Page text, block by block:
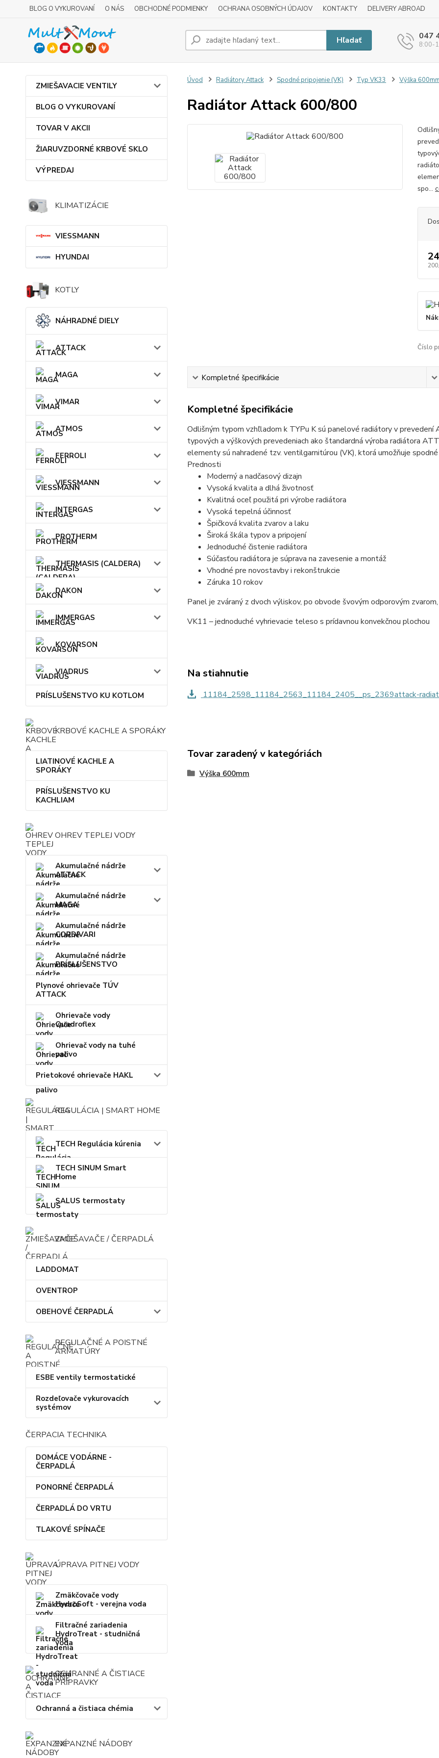
BLOG O VYKUROVANÍ O NÁS OBCHODNÉ PODMIENKY OCHRANA OSOBNÝCH ÚDAJOV KONTAKTY DELIVERY ABROAD
Hľadať 047
8:00-
ZMIEŠAVACIE VENTILY
BLOG O VYKUROVANÍ
TOVAR V AKCII
ŽIARUVZDORNÉ KRBOVÉ SKLO
VÝPREDAJ
KLIMATIZÁCIE
VIESSMANN
HYUNDAI
KOTLY
NÁHRADNÉ DIELY
ATTACK
MAGA
VIMAR
ATMOS
FERROLI
VIESSMANN
INTERGAS
PROTHERM
THERMASIS (CALDERA)
DAKON
IMMERGAS
KOVARSON
VIADRUS
PRÍSLUŠENSTVO KU KOTLOM
KRBOVÉ KACHLE A SPORÁKY
LIATINOVÉ KACHLE A
SPORÁKY
PRÍSLUŠENSTVO KU
KACHLIAM
OHREV TEPLEJ VODY
Akumulačné nádrže
ATTACK
Akumulačné nádrže
MAGA
Akumulačné nádrže
CORDIVARI
Akumulačné nádrže
PRÍSLUŠENSTVO
Plynové ohrievače TÚV
ATTACK
Ohrievače vody
Quadroflex
Ohrievač vody na tuhé
palivo
Prietokové ohrievače HAKL
REGULÁCIA | SMART HOME
TECH Regulácia kúrenia
TECH SINUM Smart
Home
SALUS termostaty
ZMIEŠAVAČE / ČERPADLÁ
LADDOMAT
OVENTROP
OBEHOVÉ ČERPADLÁ
REGULAČNÉ A POISTNÉ
ARMATÚRY
ESBE ventily termostatické
Rozdeľovače vykurovacích
systémov
ČERPACIA TECHNIKA
DOMÁCE VODÁRNE -
ČERPADLÁ
PONORNÉ ČERPADLÁ
ČERPADLÁ DO VRTU
TLAKOVÉ SPÍNAČE
ÚPRAVA PITNEJ VODY
Zmäkčovače vody
HydroSoft - verejna voda
Filtračné zariadenia
HydroTreat - studničná
voda
OCHRANNÉ A ČISTIACE
PRÍPRAVKY
Ochranná a čistiaca chémia
EXPANZNÉ NÁDOBY
Úvod Radiátory Attack Spodné pripojenie (VK) Typ VK33 Výška
Radiátor Attack 600/800
spo...
Číslo
Kompletné špecifikácie
Kompletné špecifikácie
Odlišným typom vzhľladom k TYPu K sú panelové radiátory v
typových a výškových prevedeniach ako štandardná výroba radiátora
elementy sú nahradené tzv. ventilgarnitúrou (VK), ktorá umožňuje
Prednosti
Moderný a nadčasový dizajn
Vysoká kvalita a dlhá životnosť
Kvalitná oceľ použitá pri výrobe radiátora
Vysoká tepelná účinnosť
Špičková kvalita zvarov a laku
Široká škála typov a pripojení
Jednoduché čistenie radiátora
Súčasťou radiátora je súprava na zavesenie a montáž
Vhodné pre novostavby i rekonštrukcie
Záruka 10 rokov
Panel je zváraný z dvoch výliskov, po obvode švovým odporovým
VK11 – jednoduché vyhrievacie teleso s prídavnou konvekčnou plochou
Na stiahnutie
11184_2598_11184_2563_11184_2405__ps_2369attack-
Tovar zaradený v kategóriách
Výška 600mm